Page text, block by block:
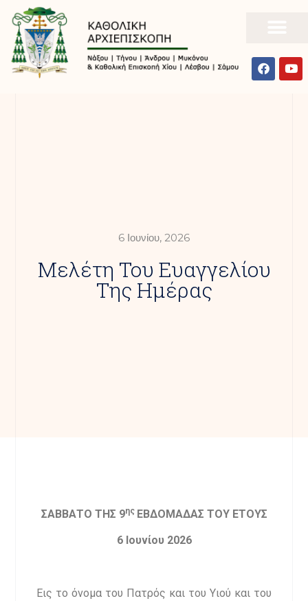
6 Ιουνίου, 2026
Mελέτη Του Ευαγγελίου
Της Ημέρας
ΣΑΒΒΑΤΟ ΤΗΣ 9ης ΕΒΔΟΜΑΔΑΣ ΤΟΥ ΕΤΟΥΣ
6Ιουνίου 2026
Εις το όνομα του Πατρός και του Υιού και του